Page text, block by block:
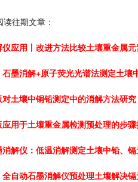
往期文章：
应用丨改进方法比较土壤重金属
墨消解+原子荧光光谱法测定土壤
土壤中铜铅测定中的消解方法研究
用于土壤重金属检测预处理的步
解仪：低温消解测定土壤中铅、
自动石墨消解仪预处理土壤解决